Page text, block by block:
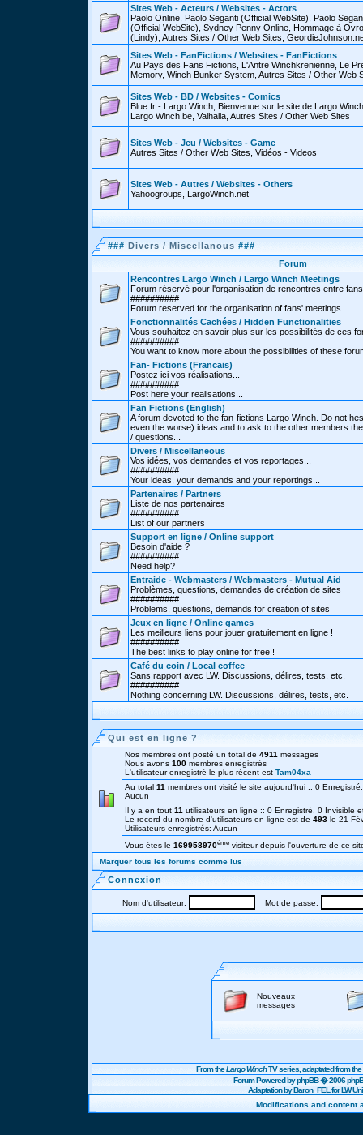
Sites Web - Acteurs / Websites - Actors
Paolo Online, Paolo Seganti (Official WebSite), Paolo
(Official WebSite), Sydney Penny Online, Hommage à
(Lindy), Autres Sites / Other Web Sites,
Sites Web - FanFictions / Websites - FanFictions
Au Pays des Fans Fictions, L'Antre Winchkrenienne, Le
Memory, Winch Bunker System, Autres Sites / Other Web
Sites Web - BD / Websites - Comics
Blue.fr - Largo Winch, Bienvenue sur le site de Largo
Largo Winch.be, Valhalla, Autres Sites / Other Web Sites
Sites Web - Jeu / Websites - Game
Autres Sites / Other Web Sites, Vidéos - Videos
Sites Web - Autres / Websites - Others
Yahoogroups, LargoWinch.net
### Divers / Miscellanous ###
Forum
Rencontres Largo Winch / Largo Winch Meetings
Forum réservé pour l'organisation de rencontres entre fans
##########
Forum reserved for the organisation of fans' meetings
Fonctionnalités Cachées / Hidden Functionalities
Vous souhaitez en savoir plus sur les possibilités de ces
##########
You want to know more about the possibilities of these
Fan- Fictions (Francais)
Postez ici vos réalisations...
##########
Post here your realisations...
Fan Fictions (English)
A forum devoted to the fan-fictions Largo Winch. Do not
even the worse) ideas and to ask to the other members
/ questions...
Divers / Miscellaneous
Vos idées, vos demandes et vos reportages...
##########
Your ideas, your demands and your reportings...
Partenaires / Partners
Liste de nos partenaires
##########
List of our partners
Support en ligne / Online support
Besoin d'aide ?
##########
Need help?
Entraide - Webmasters / Webmasters - Mutual Aid
Problèmes, questions, demandes de création de sites
##########
Problems, questions, demands for creation of sites
Jeux en ligne / Online games
Les meilleurs liens pour jouer gratuitement en ligne !
##########
The best links to play online for free !
Café du coin / Local coffee
Sans rapport avec LW. Discussions, délires, tests, etc.
##########
Nothing concerning LW. Discussions, délires, tests, etc.
Qui est en ligne ?
Nos membres ont posté un total de 4911 messages
Nous avons 100 membres enregistrés
L'utilisateur enregistré le plus récent est Tam04xa
Au total 11 membres ont visité le site aujourd'hui :: 0
Aucun
Il y a en tout 11 utilisateurs en ligne :: 0 Enregistré, 0 Invisible
Le record du nombre d'utilisateurs en ligne est de 493 le 21
Utilisateurs enregistrés: Aucun
Vous étes le 169958970éme visiteur depuis l'ouverture de ce
Marquer tous les forums comme lus
Connexion
Nom d'utilisateur: Mot de passe:
Nouveaux
messages
From theLargo WinchTV series, adaptated from
Forum Powered byphpBB� 2006
Adaptation by Baron_FEL for LW
Modifications and content